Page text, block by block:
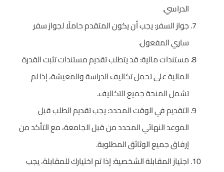
الدراسي.
جواز السفر: يجب أن يكون المتقدم حاملًا لجواز سفر
ساري المفعول.
مستندات مالية: قد يتطلب تقديم مستندات تثبت القدرة
المالية على تحمل تكاليف الدراسة والمعيشة، إذا لم
تشمل المنحة جميع التكاليف.
التقديم في الوقت المحدد: يجب تقديم الطلب قبل
الموعد النهائي المحدد من قبل الجامعة، مع التأكد من
إرفاق جميع الوثائق المطلوبة.
اجتياز المقابلة الشخصية: إذا تم اختيارك للمقابلة، يجب